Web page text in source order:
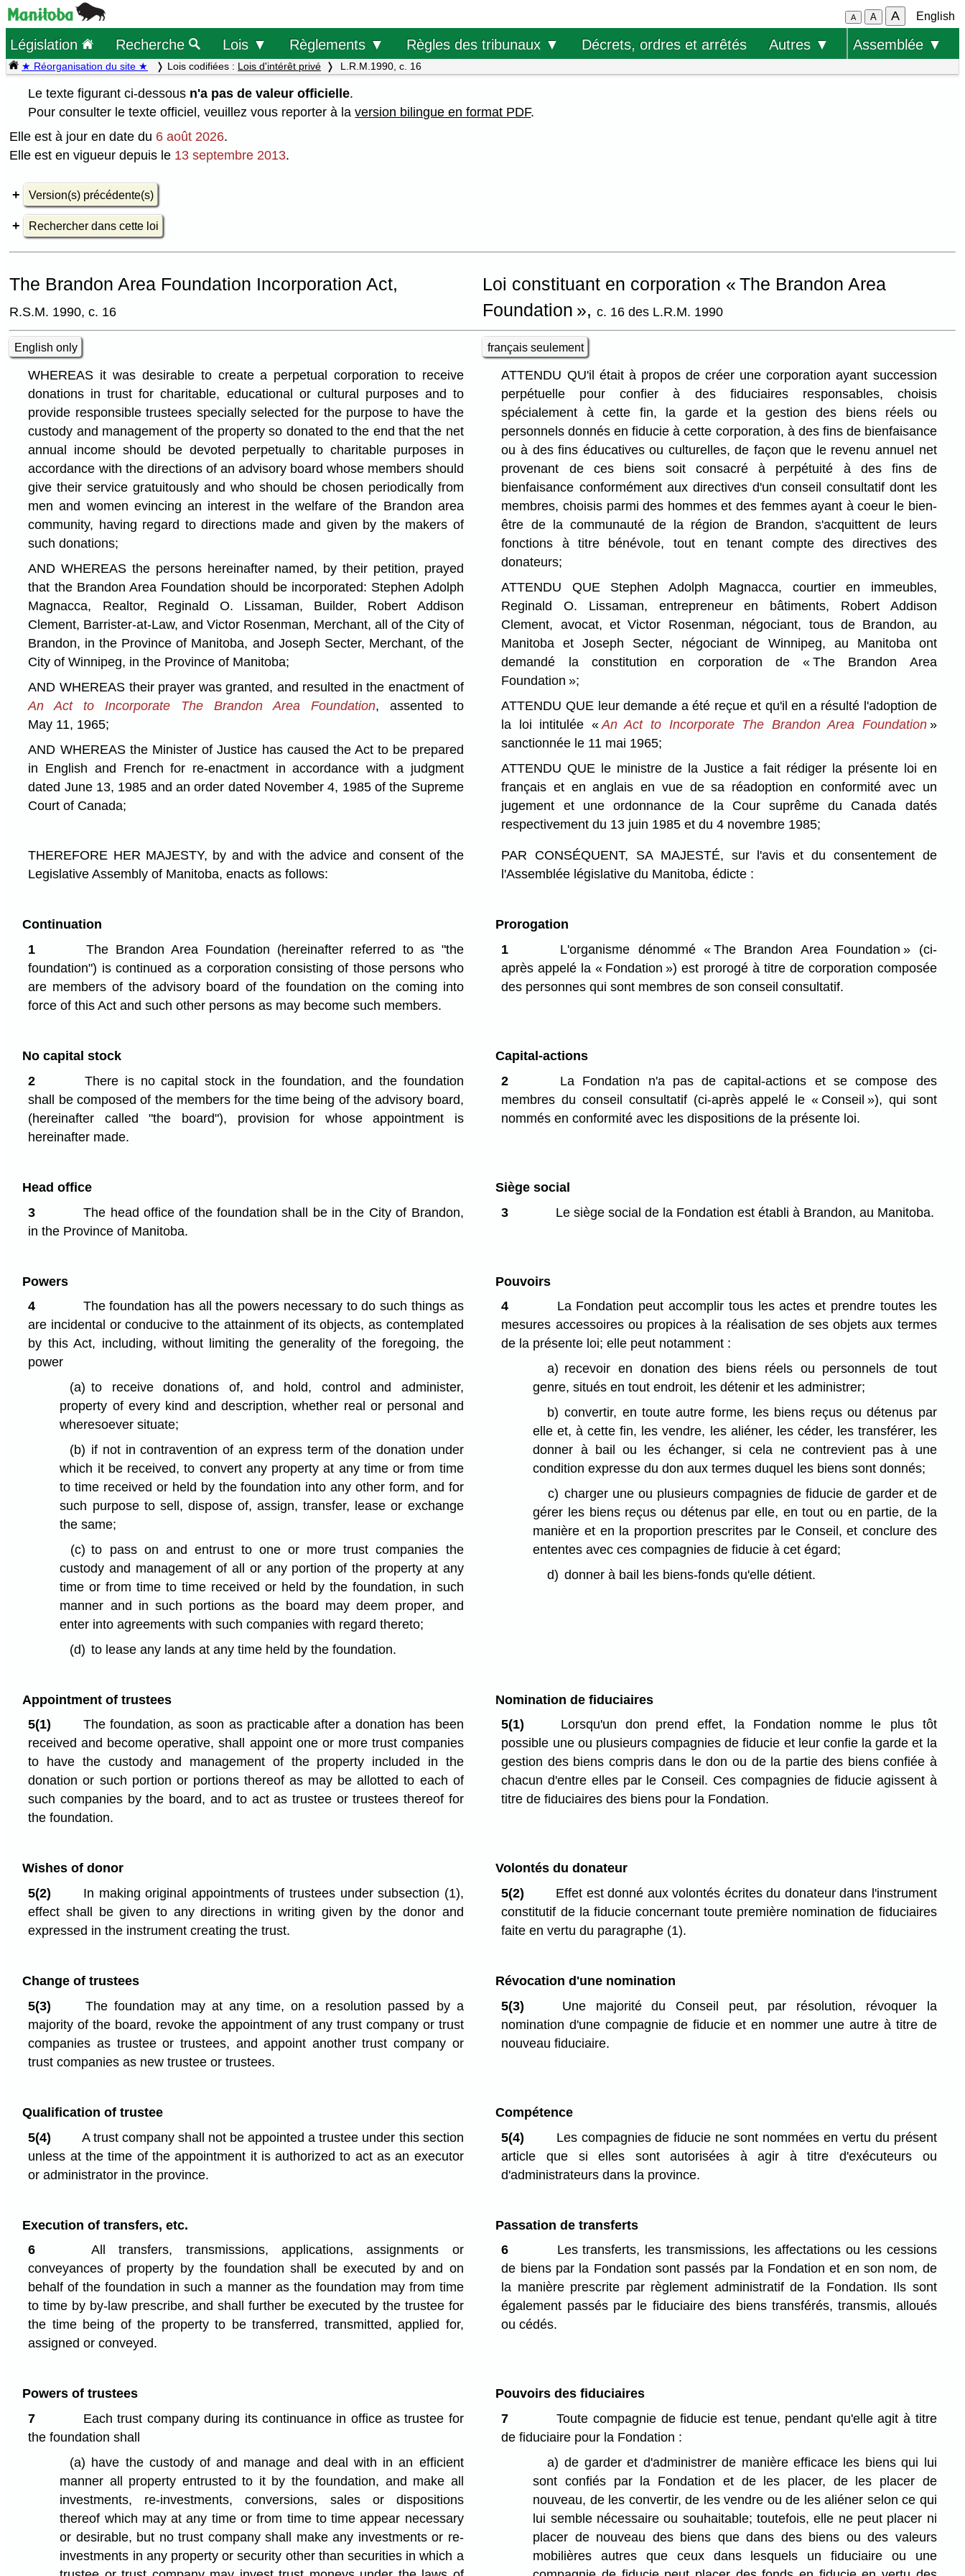
A A A English
Législation Recherche Lois ▼ Règlements ▼ Règles des tribunaux ▼ Décrets, ordres et arrêtés Autres ▼ Assemblée ▼
★ Réorganisation du site ★ Lois codifiées : Lois d'intérêt privé L.R.M.1990, c. 16
Le texte figurant ci-dessous n'a pas de valeur officielle.
Pour consulter le texte officiel, veuillez vous reporter à laversion bilingue en format PDF.
Elle est à jour en date du 6 août 2026.
Elle est en vigueur depuis le 13 septembre 2013.
Version(s) précédente(s)
Rechercher dans cette loi
The Brandon Area Foundation Incorporation Act,
R.S.M. 1990, c. 16
Loi constituant en corporation « The Brandon Area
Foundation », c. 16 des L.R.M. 1990
English only français seulement
WHEREAS it was desirable to create a perpetual corporation to receive
donations in trust for charitable, educational or cultural purposes and to
provide responsible trustees specially selected for the purpose to have the
custody and management of the property so donated to the end that the net
annual income should be devoted perpetually to charitable purposes in
accordance with the directions of an advisory board whose members should
give their service gratuitously and who should be chosen periodically from
men and women evincing an interest in the welfare of the Brandon area
community, having regard to directions made and given by the makers of
such donations;
AND WHEREAS the persons hereinafter named, by their petition, prayed
that the Brandon Area Foundation should be incorporated: Stephen Adolph
Magnacca, Realtor, Reginald O. Lissaman, Builder, Robert Addison
Clement, Barrister-at-Law, and Victor Rosenman, Merchant, all of the City of
Brandon, in the Province of Manitoba, and Joseph Secter, Merchant, of the
City of Winnipeg, in the Province of Manitoba;
AND WHEREAS their prayer was granted, and resulted in the enactment of
An Act to Incorporate The Brandon Area Foundation, assented to
May 11, 1965;
AND WHEREAS the Minister of Justice has caused the Act to be prepared
in English and French for re-enactment in accordance with a judgment
dated June 13, 1985 and an order dated November 4, 1985 of the Supreme
Court of Canada;
ATTENDU QU'il était à propos de créer une corporation ayant succession
perpétuelle pour confier à des fiduciaires responsables, choisis
spécialement à cette fin, la garde et la gestion des biens réels ou
personnels donnés en fiducie à cette corporation, à des fins de bienfaisance
ou à des fins éducatives ou culturelles, de façon que le revenu annuel net
provenant de ces biens soit consacré à perpétuité à des fins de
bienfaisance conformément aux directives d'un conseil consultatif dont les
membres, choisis parmi des hommes et des femmes ayant à coeur le bien-
être de la communauté de la région de Brandon, s'acquittent de leurs
fonctions à titre bénévole, tout en tenant compte des directives des
donateurs;
ATTENDU QUE Stephen Adolph Magnacca, courtier en immeubles,
Reginald O. Lissaman, entrepreneur en bâtiments, Robert Addison
Clement, avocat, et Victor Rosenman, négociant, tous de Brandon, au
Manitoba et Joseph Secter, négociant de Winnipeg, au Manitoba ont
demandé la constitution en corporation de « The Brandon Area
Foundation »;
ATTENDU QUE leur demande a été reçue et qu'il en a résulté l'adoption de
la loi intitulée « An Act to Incorporate The Brandon Area Foundation»
sanctionnée le 11 mai 1965;
ATTENDU QUE le ministre de la Justice a fait rédiger la présente loi en
français et en anglais en vue de sa réadoption en conformité avec un
jugement et une ordonnance de la Cour suprême du Canada datés
respectivement du 13 juin 1985 et du 4 novembre 1985;
THEREFORE HER MAJESTY, by and with the advice and consent of the
Legislative Assembly of Manitoba, enacts as follows:
PAR CONSÉQUENT, SA MAJESTÉ, sur l'avis et du consentement de
l'Assemblée législative du Manitoba, édicte :
Continuation
1
The Brandon Area Foundation (hereinafter referred to as "the
foundation") is continued as a corporation consisting of those persons who
are members of the advisory board of the foundation on the coming into
force of this Act and such other persons as may become such members.
Prorogation
1
L'organisme dénommé « The Brandon Area Foundation » (ci-
après appelé la « Fondation ») est prorogé à titre de corporation composée
des personnes qui sont membres de son conseil consultatif.
No capital stock
2
There is no capital stock in the foundation, and the foundation
shall be composed of the members for the time being of the advisory board,
(hereinafter called "the board"), provision for whose appointment is
hereinafter made.
Capital-actions
2
La Fondation n'a pas de capital-actions et se compose des
membres du conseil consultatif (ci-après appelé le « Conseil »), qui sont
nommés en conformité avec les dispositions de la présente loi.
Head office
3
The head office of the foundation shall be in the City of Brandon,
in the Province of Manitoba.
Siège social
3
Le siège social de la Fondation est établi à Brandon, au Manitoba.
Powers
4
The foundation has all the powers necessary to do such things as
are incidental or conducive to the attainment of its objects, as contemplated
by this Act, including, without limiting the generality of the foregoing, the
power
(a) to receive donations of, and hold, control and administer,
property of every kind and description, whether real or personal and
wheresoever situate;
(b) if not in contravention of an express term of the donation under
which it be received, to convert any property at any time or from time
to time received or held by the foundation into any other form, and for
such purpose to sell, dispose of, assign, transfer, lease or exchange
the same;
(c) to pass on and entrust to one or more trust companies the
custody and management of all or any portion of the property at any
time or from time to time received or held by the foundation, in such
manner and in such portions as the board may deem proper, and
enter into agreements with such companies with regard thereto;
(d) to lease any lands at any time held by the foundation.
Pouvoirs
4
La Fondation peut accomplir tous les actes et prendre toutes les
mesures accessoires ou propices à la réalisation de ses objets aux termes
de la présente loi; elle peut notamment :
a) recevoir en donation des biens réels ou personnels de tout
genre, situés en tout endroit, les détenir et les administrer;
b) convertir, en toute autre forme, les biens reçus ou détenus par
elle et, à cette fin, les vendre, les aliéner, les céder, les transférer, les
donner à bail ou les échanger, si cela ne contrevient pas à une
condition expresse du don aux termes duquel les biens sont donnés;
c) charger une ou plusieurs compagnies de fiducie de garder et de
gérer les biens reçus ou détenus par elle, en tout ou en partie, de la
manière et en la proportion prescrites par le Conseil, et conclure des
ententes avec ces compagnies de fiducie à cet égard;
d) donner à bail les biens-fonds qu'elle détient.
Appointment of trustees
5(1)
The foundation, as soon as practicable after a donation has been
received and become operative, shall appoint one or more trust companies
to have the custody and management of the property included in the
donation or such portion or portions thereof as may be allotted to each of
such companies by the board, and to act as trustee or trustees thereof for
the foundation.
Nomination de fiduciaires
5(1)
Lorsqu'un don prend effet, la Fondation nomme le plus tôt
possible une ou plusieurs compagnies de fiducie et leur confie la garde et la
gestion des biens compris dans le don ou de la partie des biens confiée à
chacun d'entre elles par le Conseil. Ces compagnies de fiducie agissent à
titre de fiduciaires des biens pour la Fondation.
Wishes of donor
5(2)
In making original appointments of trustees under subsection (1),
effect shall be given to any directions in writing given by the donor and
expressed in the instrument creating the trust.
Volontés du donateur
5(2)
Effet est donné aux volontés écrites du donateur dans l'instrument
constitutif de la fiducie concernant toute première nomination de fiduciaires
faite en vertu du paragraphe (1).
Change of trustees
5(3)
The foundation may at any time, on a resolution passed by a
majority of the board, revoke the appointment of any trust company or trust
companies as trustee or trustees, and appoint another trust company or
trust companies as new trustee or trustees.
Révocation d'une nomination
5(3)
Une majorité du Conseil peut, par résolution, révoquer la
nomination d'une compagnie de fiducie et en nommer une autre à titre de
nouveau fiduciaire.
Qualification of trustee
5(4)
A trust company shall not be appointed a trustee under this section
unless at the time of the appointment it is authorized to act as an executor
or administrator in the province.
Compétence
5(4)
Les compagnies de fiducie ne sont nommées en vertu du présent
article que si elles sont autorisées à agir à titre d'exécuteurs ou
d'administrateurs dans la province.
Execution of transfers, etc.
6
All transfers, transmissions, applications, assignments or
conveyances of property by the foundation shall be executed by and on
behalf of the foundation in such a manner as the foundation may from time
to time by by-law prescribe, and shall further be executed by the trustee for
the time being of the property to be transferred, transmitted, applied for,
assigned or conveyed.
Passation de transferts
6
Les transferts, les transmissions, les affectations ou les cessions
de biens par la Fondation sont passés par la Fondation et en son nom, de
la manière prescrite par règlement administratif de la Fondation. Ils sont
également passés par le fiduciaire des biens transférés, transmis, alloués
ou cédés.
Powers of trustees
7
Each trust company during its continuance in office as trustee for
the foundation shall
(a) have the custody of and manage and deal with in an efficient
manner all property entrusted to it by the foundation, and make all
investments, re-investments, conversions, sales or dispositions
thereof which may at any time or from time to time appear necessary
or desirable, but no trust company shall make any investments or re-
investments in any property or security other than securities in which a
Pouvoirs des fiduciaires
7
Toute compagnie de fiducie est tenue, pendant qu'elle agit à titre
de fiduciaire pour la Fondation :
a) de garder et d'administrer de manière efficace les biens qui lui
sont confiés par la Fondation et de les placer, de les placer de
nouveau, de les convertir, de les vendre ou de les aliéner selon ce qui
lui semble nécessaire ou souhaitable; toutefois, elle ne peut placer ni
placer de nouveau des biens que dans des biens ou des valeurs
mobilières autres que ceux dans lesquels un fiduciaire ou une